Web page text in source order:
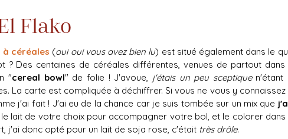
Flako
à céréales (oui oui vous avez bien lu) est situé également dans le
? Des centaines de céréales différentes, venues de partout
"cereal bowl" de folie ! J'avoue, j'étais un peu sceptiquen'étant
La carte est compliquée à déchiffrer. Si vous ne vous y
j'ai fait ! J'ai eu de la chance car je suis tombée sur un mix que
lait de votre choix pour accompagner votre bol, et le colorer dans
j'ai donc opté pour un lait de soja rose, c'était très drôle.